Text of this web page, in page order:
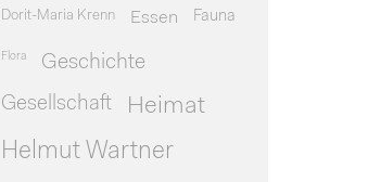
Dorit-Maria Krenn Essen Fauna
Flora Geschichte
Gesellschaft
Heimat
Helmut Wartner